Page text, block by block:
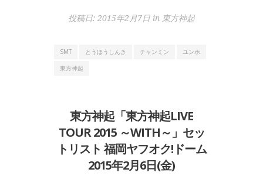
投稿日: 2015年2月7日 in 東方神起
SMT とうほうしんき チャンミン
ユンホ
東方神起
東方神起「東方神起LIVE
TOUR 2015 ～WITH～」セッ
トリスト 福岡ヤフオク!ドーム
2015年2月6日(金)